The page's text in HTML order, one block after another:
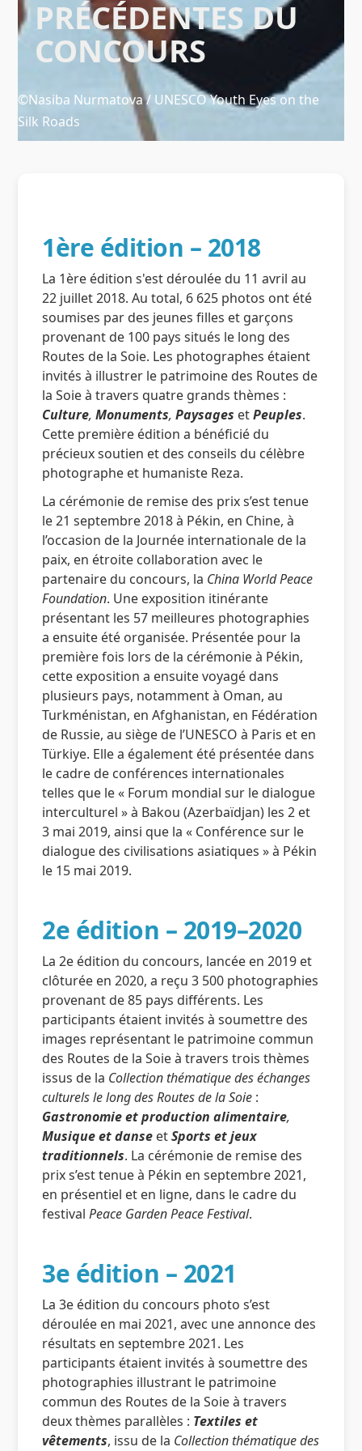
Comité de sélection 2018
Thèmes 2e édition
Thèmes 1ère édition
Lauréats 2021
Lauréats 2019-2020
Lauréats 2018
русский
中文 فارسی
Español
Korean
Supported by
User
account
menu
Se connecter
PRÉCÉDENTES DU
CONCOURS
©Nasiba Nurmatova / UNESCO Youth Eyes on the
Silk Roads
1ère édition – 2018
La 1ère édition s'est déroulée du 11 avril au
22 juillet 2018. Au total, 6 625 photos ont été
soumises par des jeunes filles et garçons
provenant de 100 pays situés le long des
Routes de la Soie. Les photographes étaient
invités à illustrer le patrimoine des Routes de
la Soie à travers quatre grands thèmes :
Culture,Monuments,Paysages etPeuples.
Cette première édition a bénéficié du
précieux soutien et des conseils du célèbre
photographe et humaniste Reza.
La cérémonie de remise des prix s’est tenue
le 21 septembre 2018 à Pékin, en Chine, à
l’occasion de la Journée internationale de la
paix, en étroite collaboration avec le
partenaire du concours, la China World Peace
Foundation. Une exposition itinérante
présentant les 57 meilleures photographies
a ensuite été organisée. Présentée pour la
première fois lors de la cérémonie à Pékin,
cette exposition a ensuite voyagé dans
plusieurs pays, notamment à Oman, au
Turkménistan, en Afghanistan, en Fédération
de Russie, au siège de l’UNESCO à Paris et en
Türkiye. Elle a également été présentée dans
le cadre de conférences internationales
telles que le « Forum mondial sur le dialogue
interculturel » à Bakou (Azerbaïdjan) les 2 et
3 mai 2019, ainsi que la « Conférence sur le
dialogue des civilisations asiatiques » à Pékin
le 15 mai 2019.
2e édition – 2019–2020
La 2e édition du concours, lancée en 2019 et
clôturée en 2020, a reçu 3 500 photographies
provenant de 85 pays différents. Les
participants étaient invités à soumettre des
images représentant le patrimoine commun
des Routes de la Soie à travers trois thèmes
issus de la Collection thématique des échanges
culturels le long des Routes de la Soie :
Gastronomie et production alimentaire,
Musique et danse etSports et jeux
traditionnels. La cérémonie de remise des
prix s’est tenue à Pékin en septembre 2021,
en présentiel et en ligne, dans le cadre du
festivalPeace Garden Peace Festival.
3e édition – 2021
La 3e édition du concours photo s’est
déroulée en mai 2021, avec une annonce des
résultats en septembre 2021. Les
participants étaient invités à soumettre des
photographies illustrant le patrimoine
commun des Routes de la Soie à travers
deux thèmes parallèles : Textiles et
vêtements, issu de la Collection thématique des